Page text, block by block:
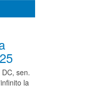
sen.
la